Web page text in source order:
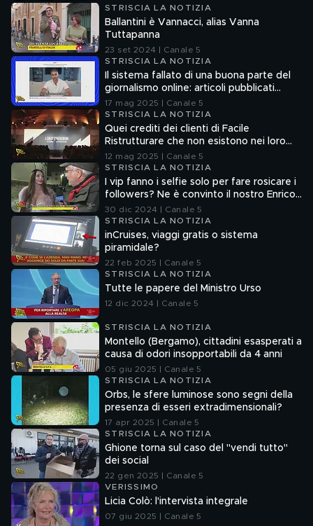
STRISCIA LA NOTIZIA
Ballantini è Vannacci, alias Vanna
Tuttapanna
23 set 2024 | Canale 5
STRISCIA LA NOTIZIA
Il sistema fallato di una buona parte del
giornalismo online: articoli pubblicati
senza la verifica delle fonti
17 mag 2025 | Canale 5
STRISCIA LA NOTIZIA
Quei crediti dei clienti di Facile
Ristrutturare che non esistono nei loro
sistemi informatici
12 mag 2025 | Canale 5
STRISCIA LA NOTIZIA
I vip fanno i selfie solo per fare rosicare i
followers? Ne è convinto il nostro Enrico
Lucci
30 dic 2024 | Canale 5
STRISCIA LA NOTIZIA
inCruises, viaggi gratis o sistema
piramidale?
22 feb 2025 | Canale 5
STRISCIA LA NOTIZIA
Tutte le papere del Ministro Urso
12 dic 2024 | Canale 5
STRISCIA LA NOTIZIA
Montello (Bergamo), cittadini esasperati a
causa di odori insopportabili da 4 anni
05 giu 2025 | Canale 5
STRISCIA LA NOTIZIA
Orbs, le sfere luminose sono segni della
presenza di esseri extradimensionali?
17 apr 2025 | Canale 5
STRISCIA LA NOTIZIA
Ghione torna sul caso del "vendi tutto"
dei social
22 gen 2025 | Canale 5
VERISSIMO
Licia Colò: l'intervista integrale
07 giu 2025 | Canale 5